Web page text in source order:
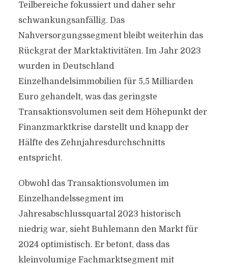
Teilbereiche fokussiert und daher sehr
schwankungsanfällig. Das
Nahversorgungssegment bleibt weiterhin das
Rückgrat der Marktaktivitäten. Im Jahr 2023
wurden in Deutschland
Einzelhandelsimmobilien für 5,5 Milliarden
Euro gehandelt, was das geringste
Transaktionsvolumen seit dem Höhepunkt der
Finanzmarktkrise darstellt und knapp der
Hälfte des Zehnjahresdurchschnitts
entspricht.
Obwohl das Transaktionsvolumen im
Einzelhandelssegment im
Jahresabschlussquartal 2023 historisch
niedrig war, sieht Buhlemann den Markt für
2024 optimistisch. Er betont, dass das
kleinvolumige Fachmarktsegment mit